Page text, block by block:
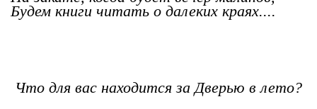
Будем книги читать о далеких краях....
Что для вас находится за Дверью в лето?